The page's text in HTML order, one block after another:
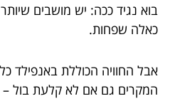
בוא נגיד ככה: יש מושבים
כאלה שפחות.
אבל החוויה הכוללת באנפילד
המקרים גם אם לא קלעת בול –